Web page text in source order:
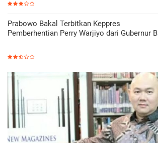
Prabowo Bakal Terbitkan Keppres
Pemberhentian Perry Warjiyo dari Gubernur BI